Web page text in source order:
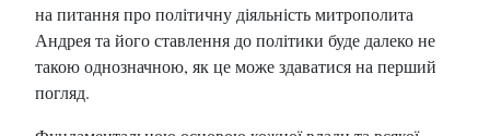
на питання про політичну діяльність митрополита
Андрея та його ставлення до політики буде далеко не
такою однозначною, як це може здаватися на перший
погляд.